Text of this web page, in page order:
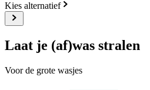
Kies alternatief
Laat je (af)was stralen
Voor de grote wasjes